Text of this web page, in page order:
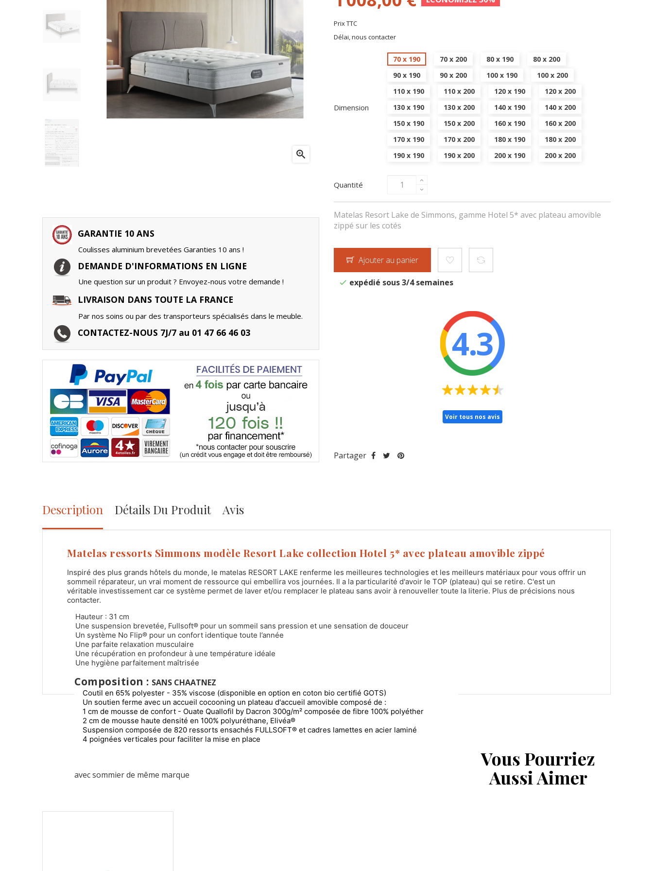

GARANTIE 10 ANS
Coulisses aluminium brevetées Garanties 10 ans !
DEMANDE D'INFORMATIONS EN LIGNE
Une question sur un produit ? Envoyez-nous votre demande !
LIVRAISON DANS TOUTE LA FRANCE
Par nos soins ou par des transporteurs spécialisés dans le meuble.
CONTACTEZ-NOUS 7J/7 au 01 47 66 46 03
Prix TTC
Délai, nous contacter
Dimension
70 x 190 70 x 200 80 x 190
80 x 200
90 x 190
90 x 200 100 x 190
100 x 200
110 x 190
110 x 200 120 x 190
120 x 200
130 x 190
130 x 200 140 x 190
140 x 200
150 x 190
150 x 200 160 x 190
160 x 200
170 x 190
170 x 200 180 x 190
180 x 200
190 x 190
190 x 200 200 x 190 200 x 200
Quantité
Matelas Resort Lake de Simmons, gamme Hotel 5* avec plateau amovible
zippé sur les cotés
Ajouter au panier
expédié sous 3/4 semaines
4.3
Voir tous nos avis
Partager
Description Détails Du Produit Avis
Matelas ressorts Simmons modèle Resort Lake collection Hotel 5* avec plateau amovible zippé
Inspiré des plus grands hôtels du monde, le matelas RESORT LAKE renferme les meilleures technologies et les meilleurs matériaux pour vous offrir un
sommeil réparateur, un vrai moment de ressource qui embellira vos journées. Il a la particularité d'avoir le TOP (plateau) qui se retire. C'est un
véritable investissement car ce système permet de laver et/ou remplacer le plateau sans avoir à renouveller toute la literie. Plus de précisions nous
contacter.
Hauteur : 31 cm
Une suspension brevetée, Fullsoft® pour un sommeil sans pression et une sensation de douceur
Un système No Flip® pour un confort identique toute l’année
Une parfaite relaxation musculaire
Une récupération en profondeur à une température idéale
Une hygiène parfaitement maîtrisée
Composition : SANS CHAATNEZ
Coutil en 65% polyester - 35% viscose (disponible en option en coton bio certifié GOTS)
Un soutien ferme avec un accueil cocooning un plateau d'accueil amovible composé de :
1 cm de mousse de confort - Ouate Quallofil by Dacron 300g/m² composée de fibre 100% polyéther
2 cm de mousse haute densité en 100% polyuréthane, Elivéa®
Suspension composée de 820 ressorts ensachés FULLSOFT® et cadres lamettes en acier laminé
4 poignées verticales pour faciliter la mise en place
avec sommier de même marque
Vous Pourriez
Aussi Aimer